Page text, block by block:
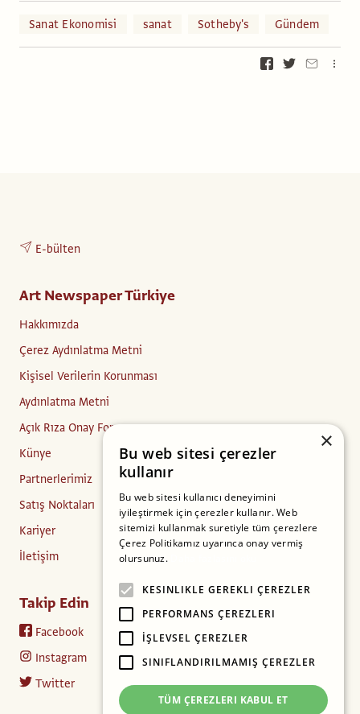
Sanat Ekonomisi sanat Sotheby's Gündem
E-bülten
Art Newspaper Türkiye
Hakkımızda
Çerez Aydınlatma Metni
Kişisel Verilerin Korunması
Aydınlatma Metni
Açık Rıza Onay Formu
Künye
Partnerlerimiz
Satış Noktaları
Kariyer
İletişim
Takip Edin
Facebook
Instagram
Twitter
×
Bu web sitesi çerezler
kullanır
Bu web sitesi kullanıcı deneyimini
iyileştirmek için çerezler kullanır. Web
sitemizi kullanmak suretiyle tüm çerezlere
Çerez Politikamız uyarınca onay vermiş
olursunuz.
KESINLIKLE GEREKLI ÇEREZLER
PERFORMANS ÇEREZLERI
İŞLEVSEL ÇEREZLER
SINIFLANDIRILMAMIŞ ÇEREZLER
TÜM ÇEREZLERI KABUL ET